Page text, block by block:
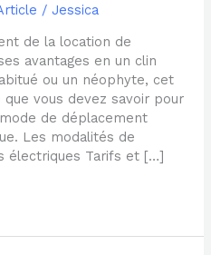
/Jessica
de la location de
avantages en un clin
ou un néophyte, cet
vous devez savoir pour
de déplacement
Les modalités de
électriques Tarifs et […]